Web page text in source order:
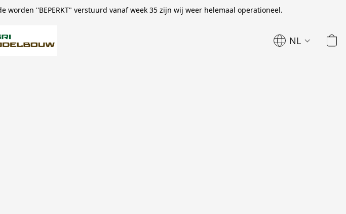
''BEPERKT" verstuurd vanaf week 35 zijn wij weer helemaal operationeel.
NL